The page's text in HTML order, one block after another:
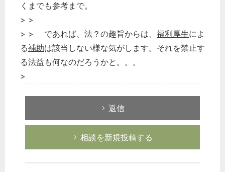
くまでも参考まで。
> >
> > であれば、法？の趣旨からは、 福利厚生によ
る補助は該当しない様な気がします。それを禁止す
る法益も何なのだろうかと。。。
>
返信
相談を新規投稿する